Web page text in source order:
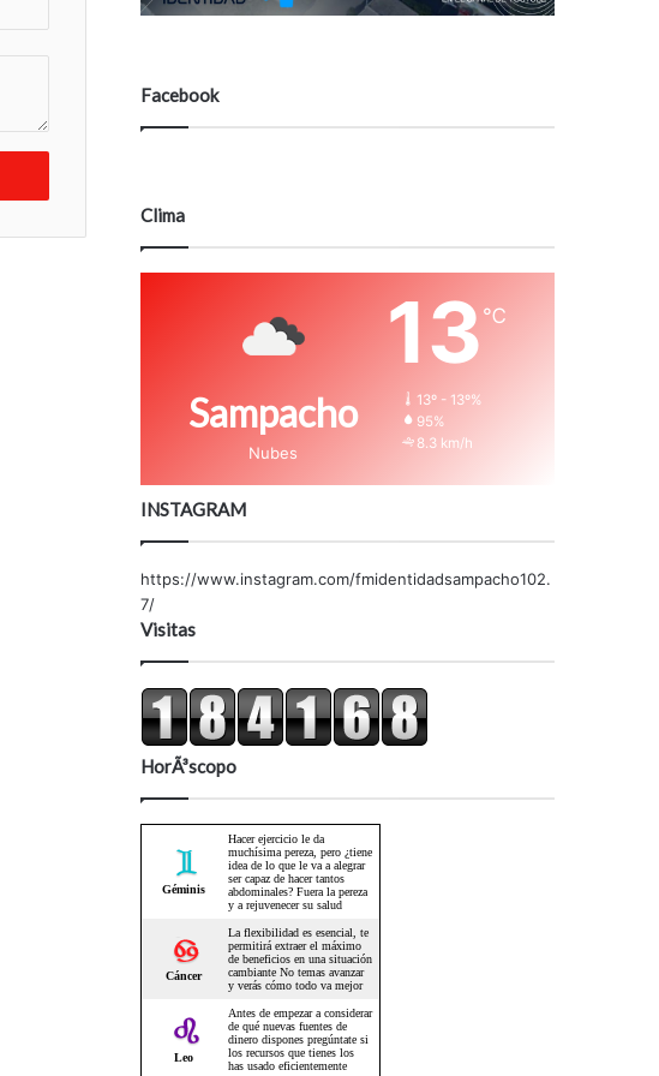
Facebook
Clima
Sampacho
Nubes
13℃
13º - 13º%
95%
8.3 km/h
INSTAGRAM
https://www.instagram.com/fmidentidadsampacho102.
7/
Visitas
HorÃ³scopo